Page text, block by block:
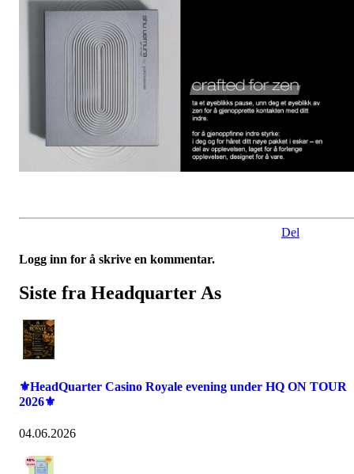
Del
Logg inn for å skrive en kommentar.
Siste fra Headquarter As
⚜️HeadQuarter Casino Royale evening under HQ ON TOUR
2026⚜️
04.06.2026